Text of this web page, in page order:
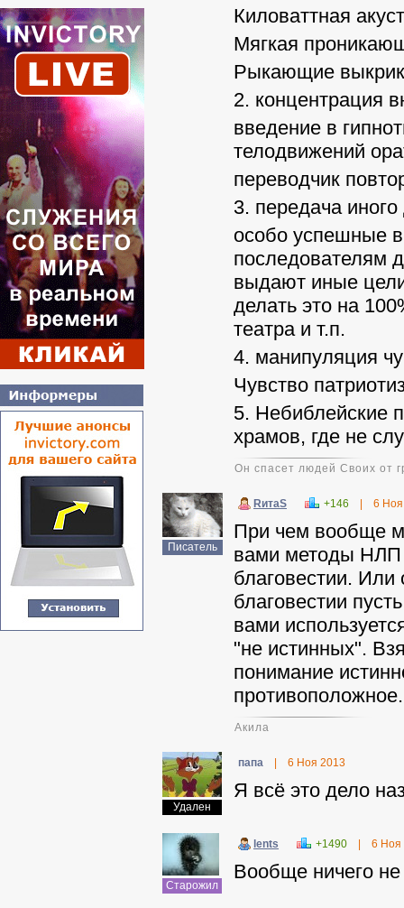
Киловаттная
Мягкая
Рыкающие
2. концентрация
введение в
телодвижений
переводчик
3. передача
особо успешные
последователям
выдают иные
делать это на
театра и т.п.
4. манипуляция
Чувство
5. Небиблейские
храмов, где не
Он спасет людей Своих от
Писатель
RитаS +146 6
При чем вообще
вами методы НЛП
благовестии.
благовестии
вами
"не истинных".
понимание
противоположное.
Акила
Удален
папа 6 Ноя 2013
Я всё это дело
Старожил
lents +1490 6 Ноя
Вообще ничего